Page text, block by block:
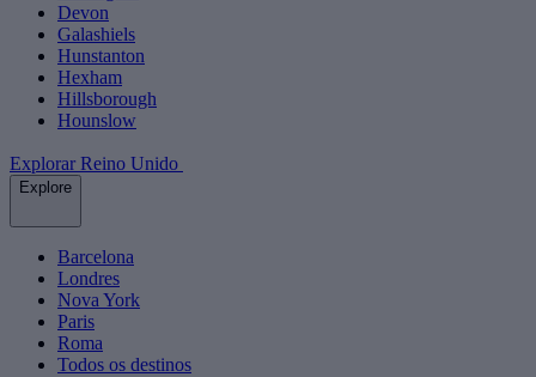
Devon
Galashiels
Hunstanton
Hexham
Hillsborough
Hounslow
Explorar Reino Unido
Explore
Barcelona
Londres
Nova York
Paris
Roma
Todos os destinos